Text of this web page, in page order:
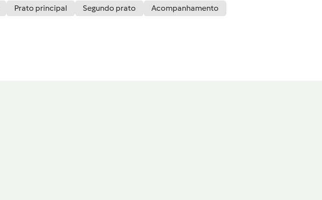
Prato principal Segundo prato Acompanhamento